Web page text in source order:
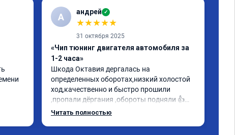
А андрей ✓
★★★★★
31 октября 2025
«Чип тюнинг двигателя автомобиля за
1-2 часа»
Шкода Октавия дергалась на
определенных оборотах,низкий холостой
ход,качественно и быстро прошили
,пропали дёргания ,обороты подняли 👍
прислали сертификат данной
Читать полностью